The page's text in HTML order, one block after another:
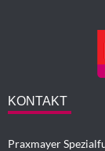
KONTAKT
Praxmayer